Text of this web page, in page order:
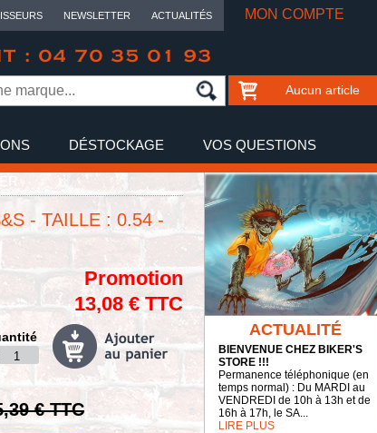
NEWSLETTER ACTUALITÉS MON COMPTE
: 04 70 35 01 93
Aucun article
DÉSTOCKAGE VOS QUESTIONS
- TAILLE : 0.54 -
Promotion
13,08 € TTC
€ TTC
ACTUALITÉ
BIENVENUE CHEZ BIKER'S
STORE !!!
Permanence téléphonique (en
temps normal) : Du MARDI au
VENDREDI de 10h à 13h et de
16h à 17h, le SA...
LIRE PLUS